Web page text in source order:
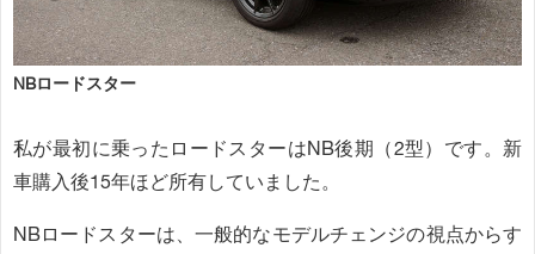
NBロードスター
私が最初に乗ったロードスターはNB後期（2型）です。新
車購入後15年ほど所有していました。
NBロードスターは、一般的なモデルチェンジの視点からす